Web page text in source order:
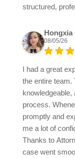
structured,
Hongxia
08/05/26
I had a great
the entire team.
knowledgeable,
process.
promptly and
me a lot of
Thanks to
case went